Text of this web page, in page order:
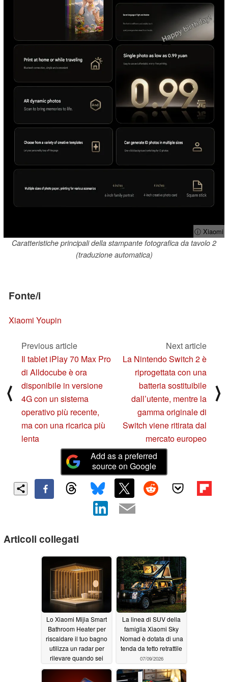
ⓘ Xiaomi
Caratteristiche principali della stampante fotografica da tavolo 2
(traduzione automatica)
Fonte/i
Xiaomi Youpin
⟨
Previous article
Il tablet iPlay 70 Max Pro
di Alldocube è ora
disponibile in versione
4G con un sistema
operativo più recente,
ma con una ricarica più
lenta
Next article
La Nintendo Switch 2 è
riprogettata con una
batteria sostituibile
dall’utente, mentre la
gamma originale di
Switch viene ritirata dal
mercato europeo
⟩
Add as a preferred
source on Google
Articoli collegati
Lo Xiaomi Mijia Smart
Bathroom Heater per
riscaldare il tuo bagno
utilizza un radar per
rilevare quando sei
sotto la doccia07/16/2026
La linea di SUV della
famiglia Xiaomi Sky
Nomad è dotata di una
tenda da tetto retrattile
07/09/2026